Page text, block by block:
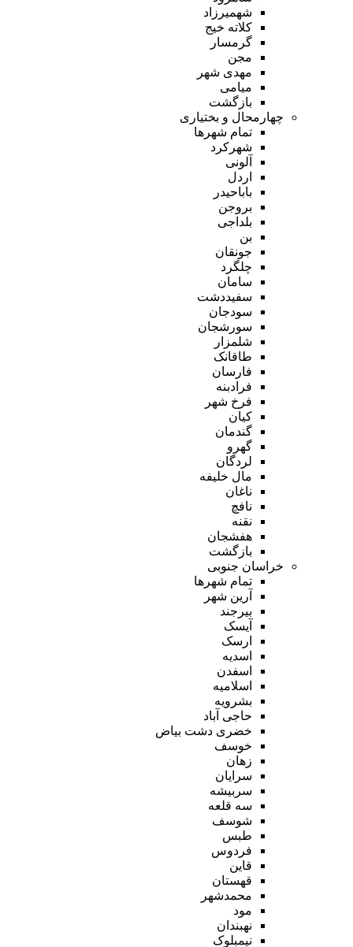
شهمیرزاد
کلاته خیج
گرمسار
مجن
مهدی شهر
میامی
بازگشت
چهارمحال و بختیاری
تمام شهر‌ها
شهرکرد
آلونی
اردل
باباحیدر
بروجن
بلداجی
بن
جونقان
چلگرد
سامان
سفیددشت
سودجان
سورشجان
شلمزار
طاقانک
فارسان
فرادبنه
فرخ شهر
کیان
گندمان
گهرو
لردگان
مال خلیفه
ناغان
نافچ
نقنه
هفشجان
بازگشت
خراسان جنوبی
تمام شهر‌ها
آرین شهر
بیرجند
آیسک
ارسک
اسدیه
اسفدن
اسلامیه
بشرویه
حاجی آباد
خضری دشت بیاض
خوسف
زهان
سرایان
سربیشه
سه قلعه
شوسف
طبس
فردوس
قاین
قهستان
محمدشهر
مود
نهبندان
نیمبلوک